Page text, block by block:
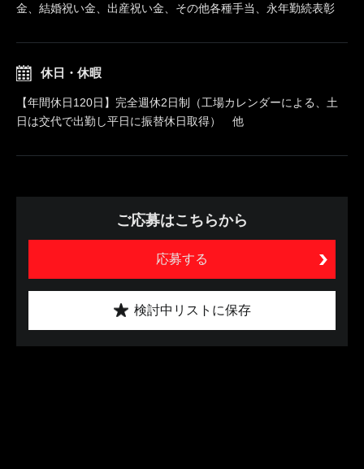
金、結婚祝い金、出産祝い金、その他各種手当、永年勤続表彰
休日・休暇
【年間休日120日】完全週休2日制（工場カレンダーによる、土
日は交代で出勤し平日に振替休日取得） 他
ご応募はこちらから
応募する
検討中リストに保存